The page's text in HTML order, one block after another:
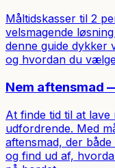
Måltidskasser til 2
velsmagende
denne guide dykker
og hvordan du
Nem aftensmad
At finde tid til at
udfordrende. Med
aftensmad, der
og find ud af,